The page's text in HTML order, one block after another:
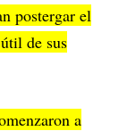
postergar el
de sus
a